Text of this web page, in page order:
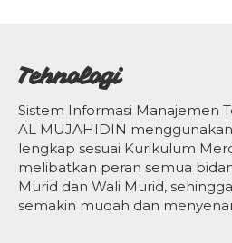
Tehnologi
Sistem Informasi Manajemen
AL MUJAHIDIN
lengkap sesuai Kurikulum
melibatkan peran semua
Murid dan Wali Murid,
semakin mudah dan